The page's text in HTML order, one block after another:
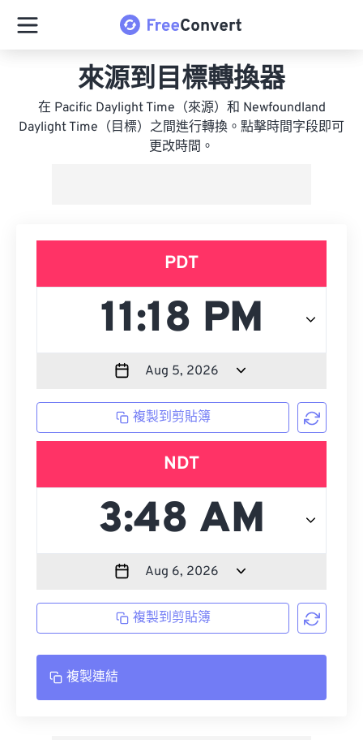
來源到目標轉換器
在 Pacific Daylight Time（來源）和 Newfoundland
Daylight Time（目標）之間進行轉換。點擊時間字段即可
更改時間。
PDT
複製到剪貼簿
NDT
複製到剪貼簿
複製連結